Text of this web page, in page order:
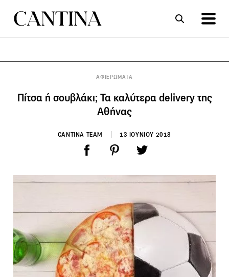
ΑΦΙΕΡΩΜΑΤΑ
Πίτσα ή σουβλάκι; Τα καλύτερα delivery της
Αθήνας
CANTINA TEAM 13 ΙΟΥΝΙΟΥ 2018